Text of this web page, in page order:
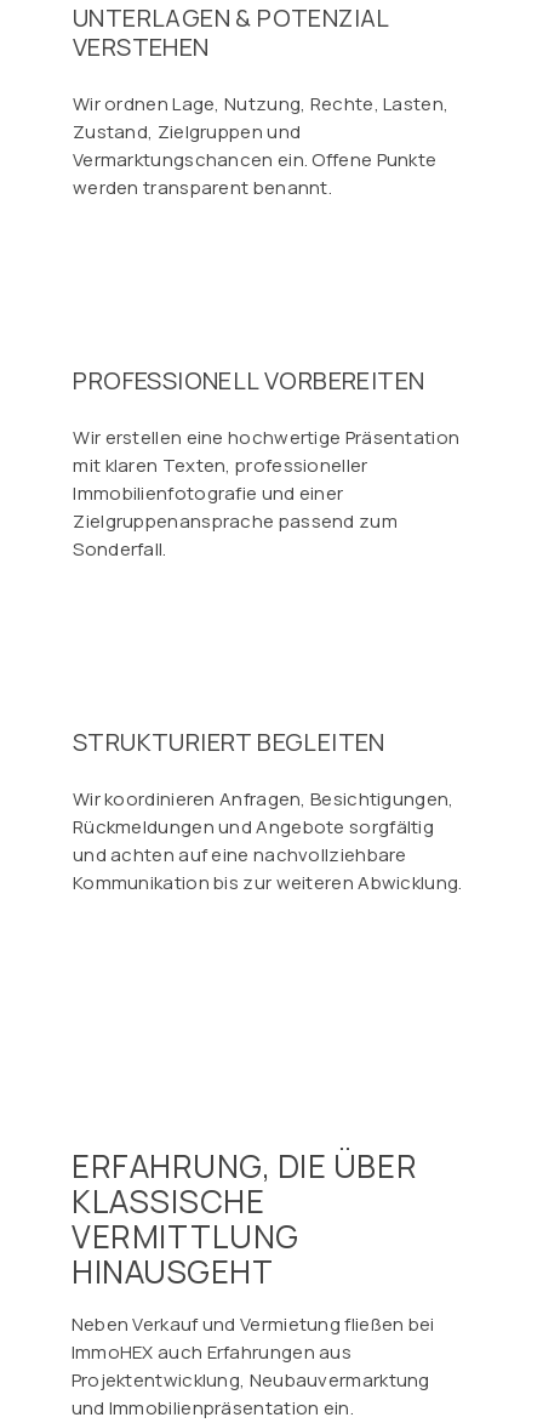
UNTERLAGEN & POTENZIAL
VERSTEHEN
Wir ordnen Lage, Nutzung, Rechte, Lasten,
Zustand, Zielgruppen und
Vermarktungschancen ein. Offene Punkte
werden transparent benannt.
PROFESSIONELL VORBEREITEN
Wir erstellen eine hochwertige Präsentation
mit klaren Texten, professioneller
Immobilienfotografie und einer
Zielgruppenansprache passend zum
Sonderfall.
STRUKTURIERT BEGLEITEN
Wir koordinieren Anfragen, Besichtigungen,
Rückmeldungen und Angebote sorgfältig
und achten auf eine nachvollziehbare
Kommunikation bis zur weiteren Abwicklung.
ERFAHRUNG, DIE ÜBER
KLASSISCHE
VERMITTLUNG
HINAUSGEHT
Neben Verkauf und Vermietung fließen bei
ImmoHEX auch Erfahrungen aus
Projektentwicklung, Neubauvermarktung
und Immobilienpräsentation ein.